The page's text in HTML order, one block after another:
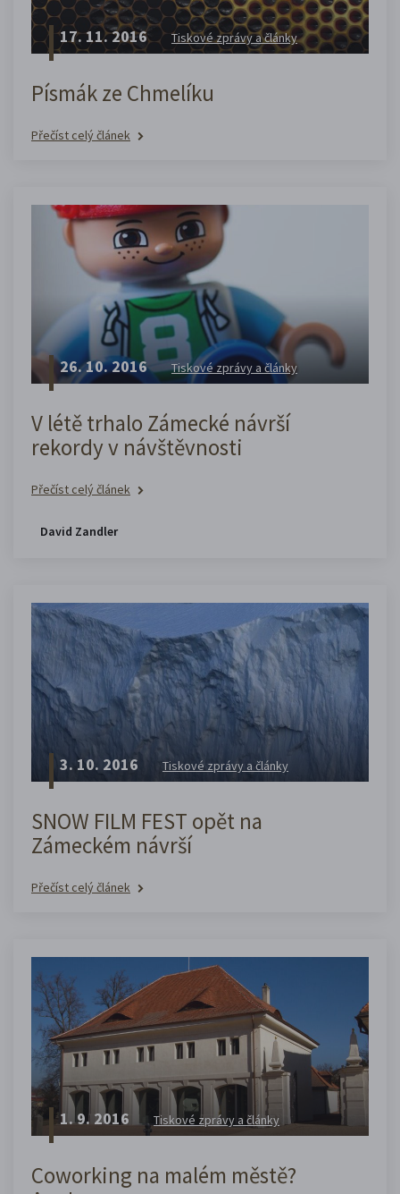
17. 11. 2016 Tiskové zprávy a články
Písmák ze Chmelíku
Přečíst celý článek
26. 10. 2016 Tiskové zprávy a články
V létě trhalo Zámecké návrší
rekordy v návštěvnosti
Přečíst celý článek
David Zandler
3. 10. 2016 Tiskové zprávy a články
SNOW FILM FEST opět na
Zámeckém návrší
Přečíst celý článek
1. 9. 2016 Tiskové zprávy a články
Coworking na malém městě?